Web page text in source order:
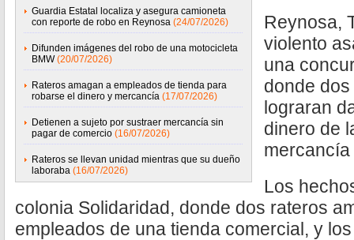
Guardia Estatal localiza y asegura camioneta
con reporte de robo en Reynosa (24/07/2026)
Difunden imágenes del robo de una motocicleta
BMW (20/07/2026)
Rateros amagan a empleados de tienda para
robarse el dinero y mercancía (17/07/2026)
Detienen a sujeto por sustraer mercancía sin
pagar de comercio (16/07/2026)
Rateros se llevan unidad mientras que su dueño
laboraba (16/07/2026)
Reynosa,
violento
una
donde
lograran
dinero de
Los
colonia Solidaridad, donde dos rateros
empleados de una tienda comercial, y